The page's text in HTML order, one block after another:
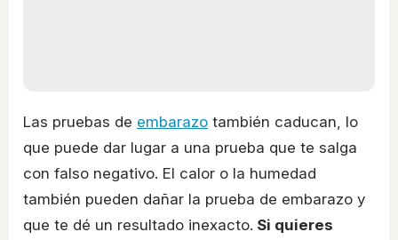
Las pruebas de embarazo también caducan, lo
que puede dar lugar a una prueba que te salga
con falso negativo. El calor o la humedad
también pueden dañar la prueba de embarazo y
que te dé un resultado inexacto. Si quieres